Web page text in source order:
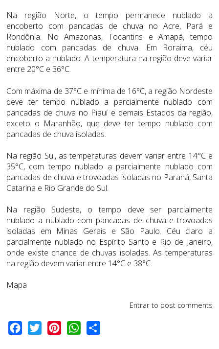
Na região Norte, o tempo permanece nublado a
encoberto com pancadas de chuva no Acre, Pará e
Rondônia. No Amazonas, Tocantins e Amapá, tempo
nublado com pancadas de chuva. Em Roraima, céu
encoberto a nublado. A temperatura na região deve variar
entre 20°C e 36°C.
Com máxima de 37°C e mínima de 16°C, a região Nordeste
deve ter tempo nublado a parcialmente nublado com
pancadas de chuva no Piauí e demais Estados da região,
exceto o Maranhão, que deve ter tempo nublado com
pancadas de chuva isoladas.
Na região Sul, as temperaturas devem variar entre 14°C e
35°C, com tempo nublado a parcialmente nublado com
pancadas de chuva e trovoadas isoladas no Paraná, Santa
Catarina e Rio Grande do Sul.
Na região Sudeste, o tempo deve ser parcialmente
nublado a nublado com pancadas de chuva e trovoadas
isoladas em Minas Gerais e São Paulo. Céu claro a
parcialmente nublado no Espírito Santo e Rio de Janeiro,
onde existe chance de chuvas isoladas. As temperaturas
na região devem variar entre 14°C e 38°C.
Mapa
Entrar to post comments
Facebook
Twitter PinterestWhatsApp